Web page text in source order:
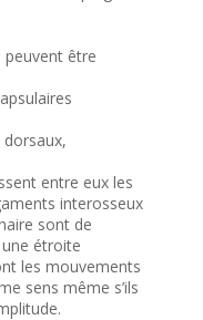
peuvent être
entre eux les
interosseux
sont de
étroite
les mouvements
sens même s’ils